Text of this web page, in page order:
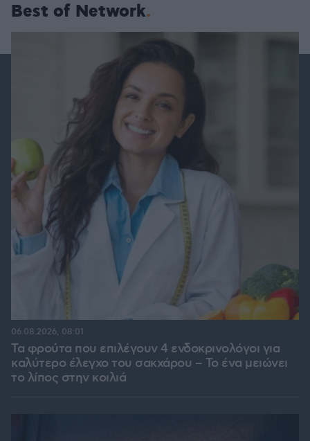
Best of Network
Τα φρούτα που επιλέγουν 4 ενδοκρινολόγοι για
καλύτερο έλεγχο του σακχάρου – Το ένα μειώνει
το λίπος στην κοιλιά
06.08.2026, 08:01